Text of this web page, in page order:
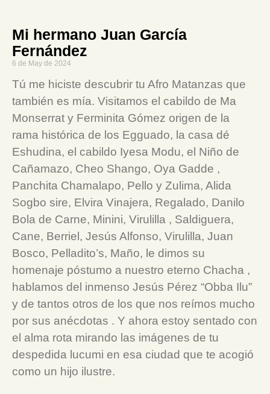
Mi hermano Juan García
Fernández
6 de May de 2024
Tú me hiciste descubrir tu Afro Matanzas que
también es mía. Visitamos el cabildo de Ma
Monserrat y Ferminita Gómez origen de la
rama histórica de los Egguado, la casa dé
Eshudina, el cabildo Iyesa Modu, el Niño de
Cañamazo, Cheo Shango, Oya Gadde ,
Panchita Chamalapo, Pello y Zulima, Alida
Sogbo sire, Elvira Vinajera, Regalado, Danilo
Bola de Carne, Minini, Virulilla , Saldiguera,
Cane, Berriel, Jesús Alfonso, Virulilla, Juan
Bosco, Pelladito’s, Maño, le dimos su
homenaje póstumo a nuestro eterno Chacha ,
hablamos del inmenso Jesús Pérez “Obba Ilu”
y de tantos otros de los que nos reímos mucho
por sus anécdotas . Y ahora estoy sentado con
el alma rota mirando las imágenes de tu
despedida lucumi en esa ciudad que te acogió
como un hijo ilustre.